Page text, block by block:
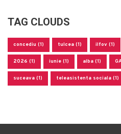
TAG CLOUDS
concediu (1) tulcea (1) ilfov (1)
2026 (1) iunie (1) alba (1)
suceava (1) teleasistenta sociala (1)